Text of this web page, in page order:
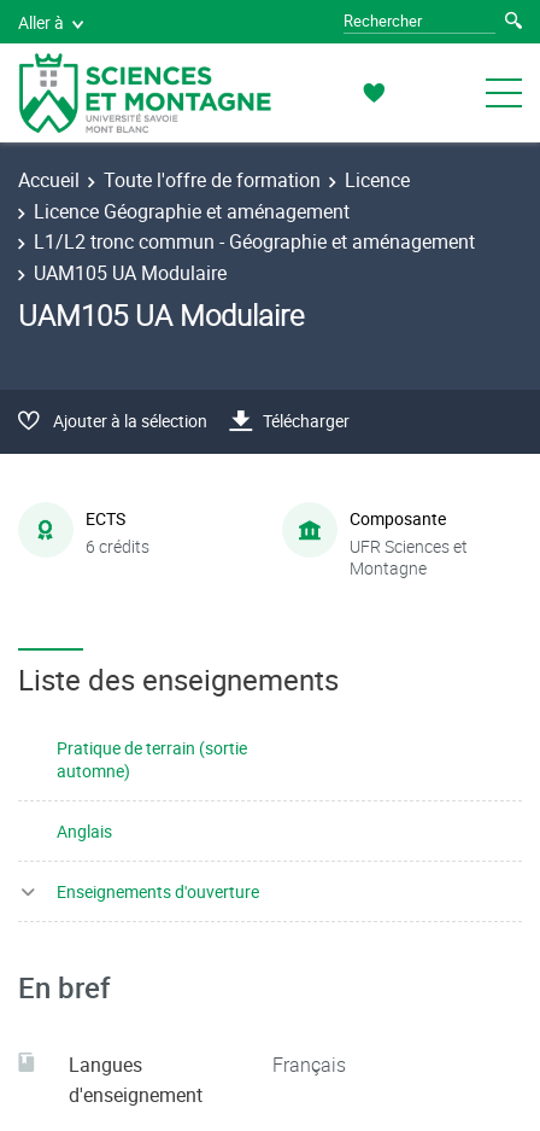
Aller à
Accueil Toute l'offre de formation
Licence
Licence Géographie et aménagement
L1/L2 tronc commun - Géographie et aménagement
UAM105 UA Modulaire
UAM105 UA Modulaire
Ajouter à la sélection Télécharger
ECTS
6 crédits
Composante
UFR Sciences et
Montagne
Liste des enseignements
Pratique de terrain (sortie
automne)
Anglais
Enseignements d'ouverture
En bref
Langues
d'enseignement
Français